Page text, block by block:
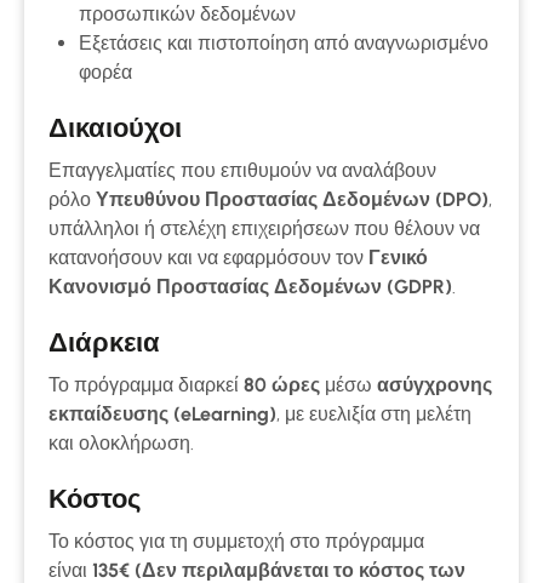
προσωπικών δεδομένων
Εξετάσεις και πιστοποίηση από αναγνωρισμένο
φορέα
Δικαιούχοι
Επαγγελματίες που επιθυμούν να αναλάβουν
ρόλο Υπευθύνου Προστασίας Δεδομένων (DPO),
υπάλληλοι ή στελέχη επιχειρήσεων που θέλουν να
κατανοήσουν και να εφαρμόσουν τον Γενικό
Κανονισμό Προστασίας Δεδομένων (GDPR)
Διάρκεια
Το πρόγραμμα διαρκεί 80 ώρες μέσω ασύγχρονης
εκπαίδευσης (eLearning), με ευελιξία στη μελέτη
και ολοκλήρωση.
Κόστος
Το κόστος για τη συμμετοχή στο πρόγραμμα
είναι 135€ (Δεν περιλαμβάνεται το κόστος των